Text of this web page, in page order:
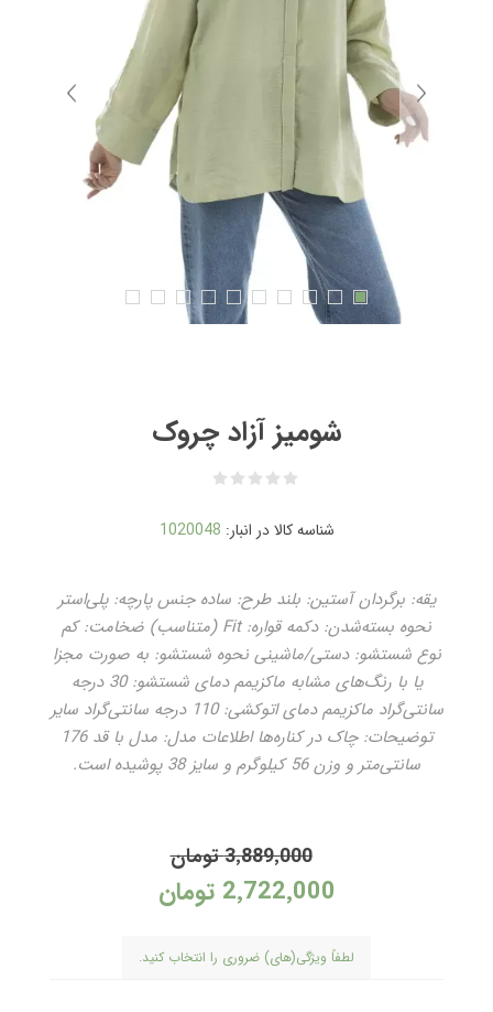
شومیز آزاد چروک
شناسه کالا در انبار: 1020048
یقه: برگردان آستین: بلند طرح: ساده جنس پارچه: پلی‌استر
نحوه بسته‌شدن: دکمه قواره: Fit (متناسب) ضخامت: کم
نوع شستشو: دستی/ماشینی نحوه شستشو: به صورت مجزا
یا با رنگ‌های مشابه ماکزیمم دمای شستشو: 30 درجه
سانتی‌گراد ماکزیمم دمای اتوکشی: 110 درجه سانتی‌گراد سایر
توضیحات: چاک در کناره‌ها اطلاعات مدل: مدل با قد 176
سانتی‌متر و وزن 56 کیلوگرم و سایز 38 پوشیده است.
3٬889٬000 تومان
2٬722٬000 تومان
لطفاً ویژگی(های) ضروری را انتخاب کنید.